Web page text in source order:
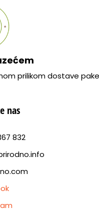
prilikom dostave
nas
832